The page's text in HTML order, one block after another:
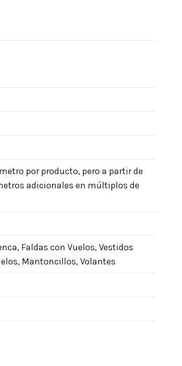
por producto, pero a partir de
adicionales en múltiplos de
Faldas con Vuelos, Vestidos
Mantoncillos, Volantes